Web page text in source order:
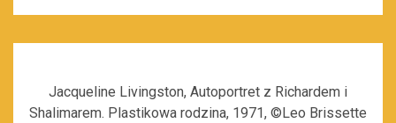
Jacqueline Livingston, Autoportret z Richardem i
Shalimarem. Plastikowa rodzina, 1971, ©Leo Brissette